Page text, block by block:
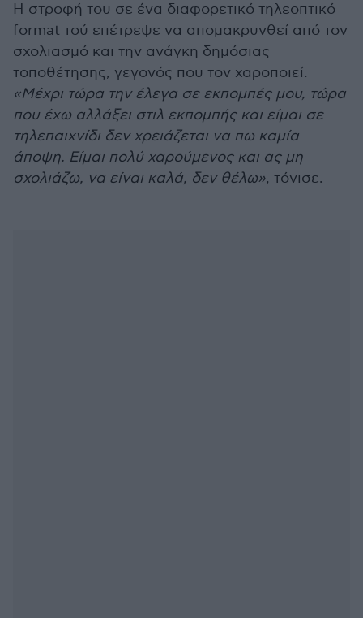
Η στροφή του σε ένα διαφορετικό τηλεοπτικό
format τού επέτρεψε να απομακρυνθεί από τον
σχολιασμό και την ανάγκη δημόσιας
τοποθέτησης, γεγονός που τον χαροποιεί.
«Μέχρι τώρα την έλεγα σε εκπομπές μου, τώρα
που έχω αλλάξει στιλ εκπομπής και είμαι σε
τηλεπαιχνίδι δεν χρειάζεται να πω καμία
άποψη. Είμαι πολύ χαρούμενος και ας μη
σχολιάζω, να είναι καλά, δεν θέλω», τόνισε.